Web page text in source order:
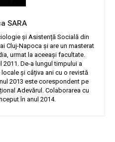
SARA
și Asistență Socială din
Cluj-Napoca și are un masterat
urmat la aceeași facultate.
De-a lungul timpului a
și câțiva ani cu o revistă
2013 este corespondent pe
Adevărul. Colaborarea cu
în anul 2014.